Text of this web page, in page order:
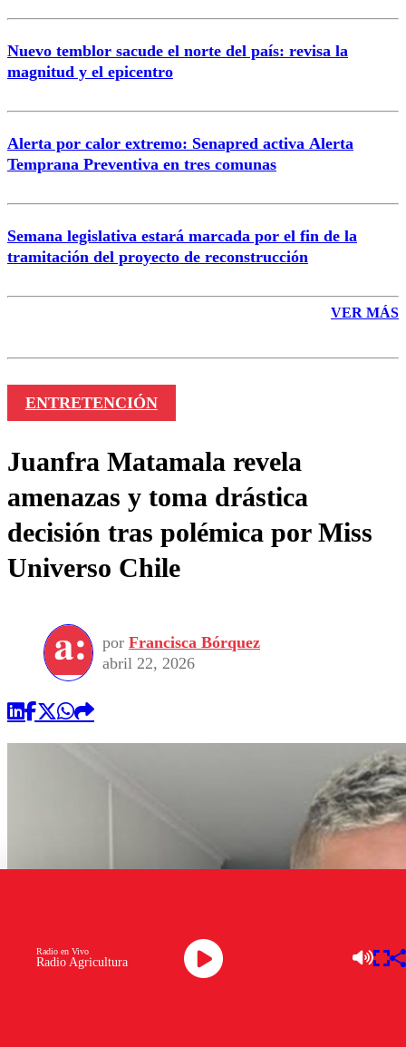
Nuevo temblor sacude el norte del país: revisa la
magnitud y el epicentro
Alerta por calor extremo: Senapred activa Alerta
Temprana Preventiva en tres comunas
Semana legislativa estará marcada por el fin de la
tramitación del proyecto de reconstrucción
VER MÁS
ENTRETENCIÓN
Juanfra Matamala revela
amenazas y toma drástica
decisión tras polémica por Miss
Universo Chile
por Francisca Bórquez
abril 22, 2026
Radio Agricultura
Radio en Vivo